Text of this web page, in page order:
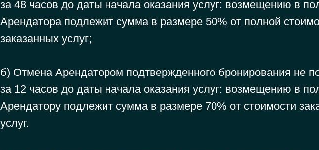
за 48 часов до даты начала оказания услуг: возмещению в
Арендатора подлежит сумма в размере 50% от полной
заказанных услуг;
б) Отмена Арендатором подтвержденного бронирования не
за 12 часов до даты начала оказания услуг: возмещению в
Арендатору подлежит сумма в размере 70% от стоимости
услуг.